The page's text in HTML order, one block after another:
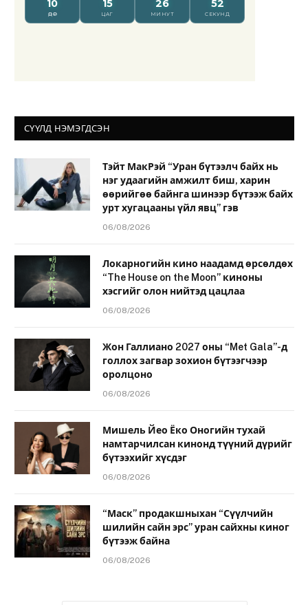
СҮҮЛД НЭМЭГДСЭН
Тэйт МакРэй “Уран бүтээлч байх нь
нэг удаагийн амжилт биш, харин
өөрийгөө байнга шинээр бүтээж байх
урт хугацааны үйл явц” гэв
06/08/2026
Локарногийн кино наадамд өрсөлдөх
“The House on the Moon” киноны
хэсгийг олон нийтэд цацлаа
06/08/2026
Жон Галлиано 2027 оны “Met Gala”-д
голлох загвар зохион бүтээгчээр
оролцоно
06/08/2026
Мишель Йео Ёко Оногийн тухай
намтарчилсан кинонд түүний дүрийг
бүтээхийг хүсдэг
06/08/2026
“Маск” продакшныхан “Сүүлчийн
шилийн сайн эрс” уран сайхны киног
бүтээж байна
06/08/2026